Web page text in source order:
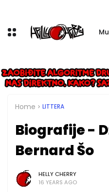
Home LITTERA
Biografije -
Bernard Šo
HELLY CHERRY
16 YEARS AGO